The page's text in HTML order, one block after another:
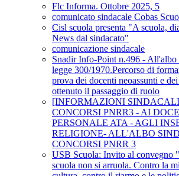
Flc Informa. Ottobre 2025, 5
comunicato sindacale Cobas
Cisl scuola presenta "A scuola,
News dal sindacato"
comunicazione sindacale
Snadir Info-Point n.496 - All'albo
legge 300/1970.Percorso di
prova dei docenti neoassunti e
ottenuto il passaggio di ruolo
[INFORMAZIONI
CONCORSI PNRR3 - AI
PERSONALE ATA - AGLI
RELIGIONE- ALL'ALBO
CONCORSI PNRR 3
USB Scuola: Invito al convegno
scuola non si arruola. Contro la